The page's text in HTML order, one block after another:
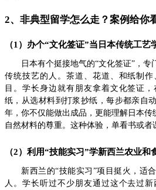
2、非典型留学怎么走？案例给你
（1）办个“文化签证”当日本传统工艺
日本有个挺接地气的“文化签证”，
传统技艺的人。茶道、花道、和纸制
目。学长身边就有朋友拿着文化签证
纸，从选材料到打浆抄纸，每步都亲自
年，你不仅能做出成品，更能理解日本传
自然材料的尊重。这种体验，单看书或者
（2）利用“技能实习”学新西兰农业和
新西兰的“技能实习”项目挺火，适
人。学长听过不少朋友通过这个去过